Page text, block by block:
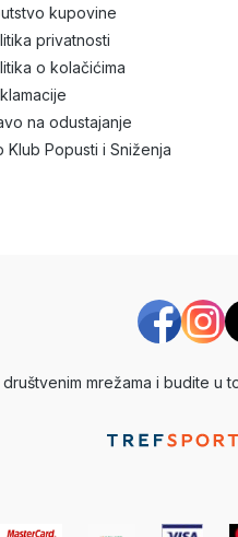
kupovine
privatnosti
o kolačićima
na odustajanje
Klub Popusti i Sniženja
mrežama i budite u